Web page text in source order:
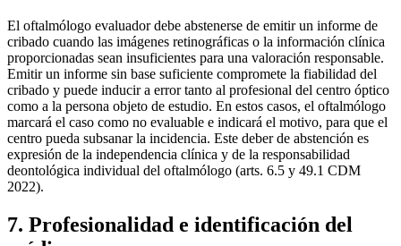
El oftalmólogo evaluador debe abstenerse de emitir un informe de
cribado cuando las imágenes retinográficas o la información clínica
proporcionadas sean insuficientes para una valoración responsable.
Emitir un informe sin base suficiente compromete la fiabilidad del
cribado y puede inducir a error tanto al profesional del centro óptico
como a la persona objeto de estudio. En estos casos, el oftalmólogo
marcará el caso como no evaluable e indicará el motivo, para que el
centro pueda subsanar la incidencia. Este deber de abstención es
expresión de la independencia clínica y de la responsabilidad
deontológica individual del oftalmólogo (arts. 6.5 y 49.1 CDM
2022).
7. Profesionalidad e identificación del